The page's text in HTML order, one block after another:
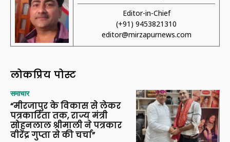
Editor-in-Chief
(+91) 9453821310
editor@mirzapurnews.com
लोकप्रिय पोस्ट
समाचार
“मीरजापुर के विकास से लेकर
पत्रकारिता तक, राज्य मंत्री
सोहनलाल श्रीमाली ने पत्रकार
वीरेंद्र गुप्ता से की चर्चा”